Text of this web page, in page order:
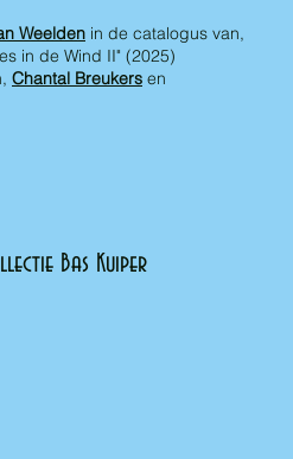
Weelden in de catalogus van,
in de Wind II" (2025)
Chantal Breukers en
Bas Kuiper